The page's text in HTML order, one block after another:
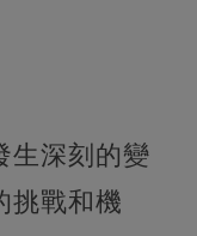
生深刻的變
挑戰和機